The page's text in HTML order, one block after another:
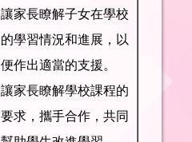
讓家長瞭解子女在學校
的學習情況和進展，以
便作出適當的支援。
讓家長瞭解學校課程的
要求，攜手合作，共同